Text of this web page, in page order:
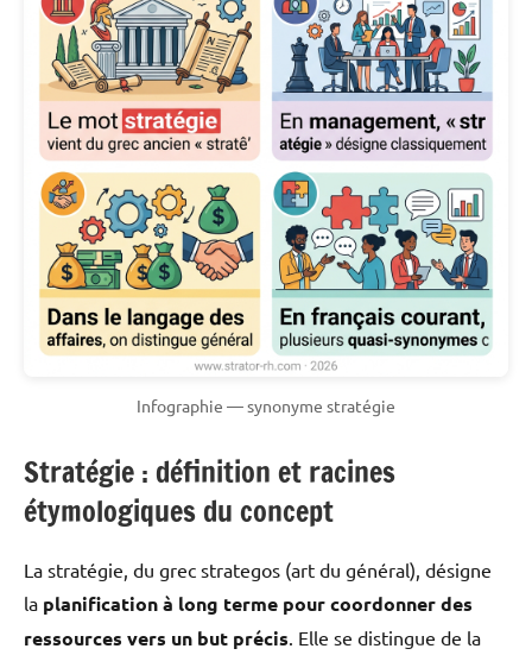
Infographie — synonyme stratégie
Stratégie : définition et racines
étymologiques du concept
La stratégie, du grec strategos (art du général), désigne
la planification à long terme pour coordonner des
ressources vers un but précis . Elle se distingue de la